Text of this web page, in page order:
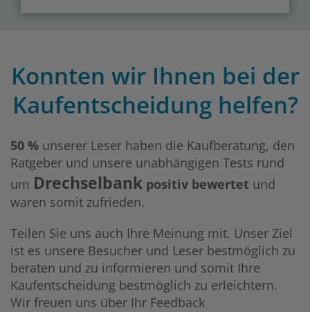
Konnten wir Ihnen bei der
Kaufentscheidung helfen?
50 % unserer Leser haben die Kaufberatung, den
Ratgeber und unsere unabhängigen Tests rund
um Drechselbank positiv bewertet und
waren somit zufrieden.
Teilen Sie uns auch Ihre Meinung mit. Unser Ziel
ist es unsere Besucher und Leser bestmöglich zu
beraten und zu informieren und somit Ihre
Kaufentscheidung bestmöglich zu erleichtern.
Wir freuen uns über Ihr Feedback